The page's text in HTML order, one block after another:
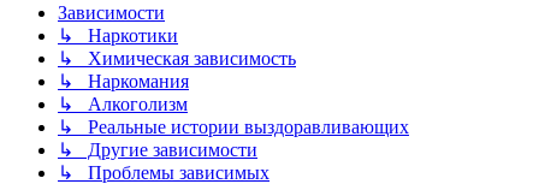
Зависимости
↳ Наркотики
↳ Химическая зависимость
↳ Наркомания
↳ Алкоголизм
↳ Реальные истории выздоравливающих
↳ Другие зависимости
↳ Проблемы зависимых